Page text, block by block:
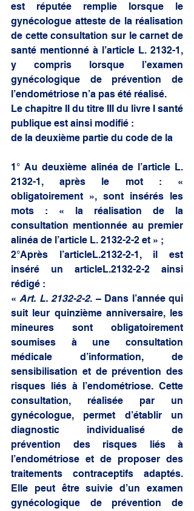
est réputée remplie lorsque le
gynécologue atteste de la réalisation
de cette consultation sur le carnet de
santé mentionné à l’article L. 2132-1,
y compris lorsque l’examen
gynécologique de prévention de
l’endométriose n’a pas été réalisé.
Le chapitre II du titre III du livre I santé
publique est ainsi modifié :
de la deuxième partie du code de la
1° Au deuxième alinéa de l’article L.
2132-1, après le mot : «
obligatoirement », sont insérés les
mots : « la réalisation de la
consultation mentionnée au premier
alinéa de l’article L. 2132-2-2 et » ;
2°Après l’articleL.2132-2-1, il est
inséré un articleL.2132-2-2 ainsi
rédigé :
« Art. L. 2132-2-2. – Dans l’année qui
suit leur quinzième anniversaire, les
mineures sont obligatoirement
soumises à une consultation
médicale d’information, de
sensibilisation et de prévention des
risques liés à l’endométriose. Cette
consultation, réalisée par un
gynécologue, permet d’établir un
diagnostic individualisé de
prévention des risques liés à
l’endométriose et de proposer des
traitements contraceptifs adaptés.
Elle peut être suivie d’un examen
gynécologique de prévention de